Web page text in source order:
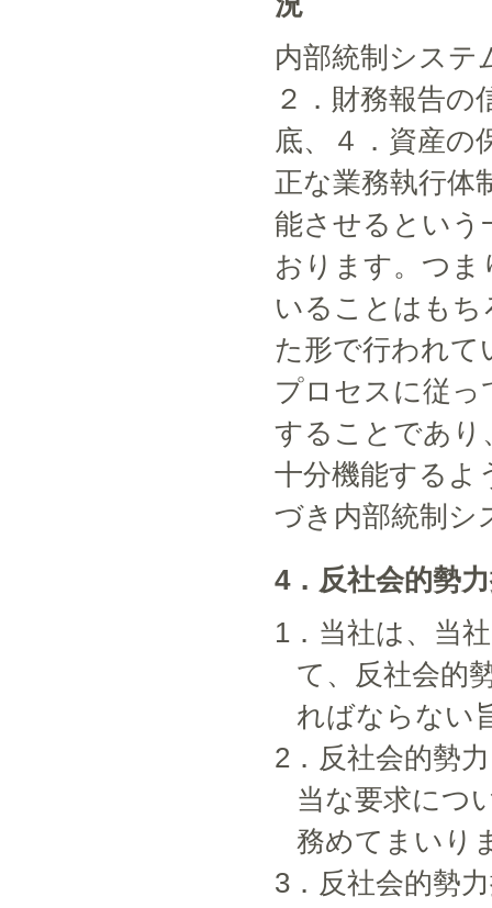
内部統制システ
２．財務報告の
底、４．資産の
正な業務執行体
能させるという
おります。つま
いることはもち
た形で行われて
プロセスに従っ
することであり
十分機能するよ
づき内部統制シ
4．反社会的勢
1．当社は、当
て、反社会的
ればならない
2．反社会的勢
当な要求につ
務めてまいり
3．反社会的勢